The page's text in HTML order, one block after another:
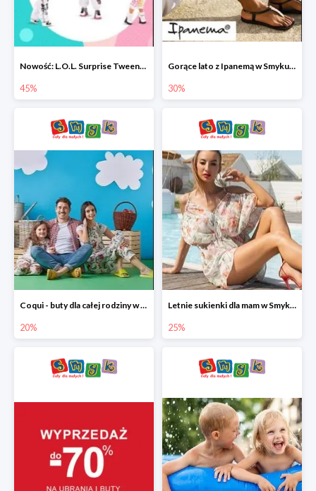
Nowość: L.O.L. Surprise Tweens Doll w Smyku do -45%
45%
Gorące lato z Ipanemą w Smyku do -30%
30%
Coqui - buty dla całej rodziny w Smyku do -20%
20%
Letnie sukienki dla mam w Smyku do -25%
25%